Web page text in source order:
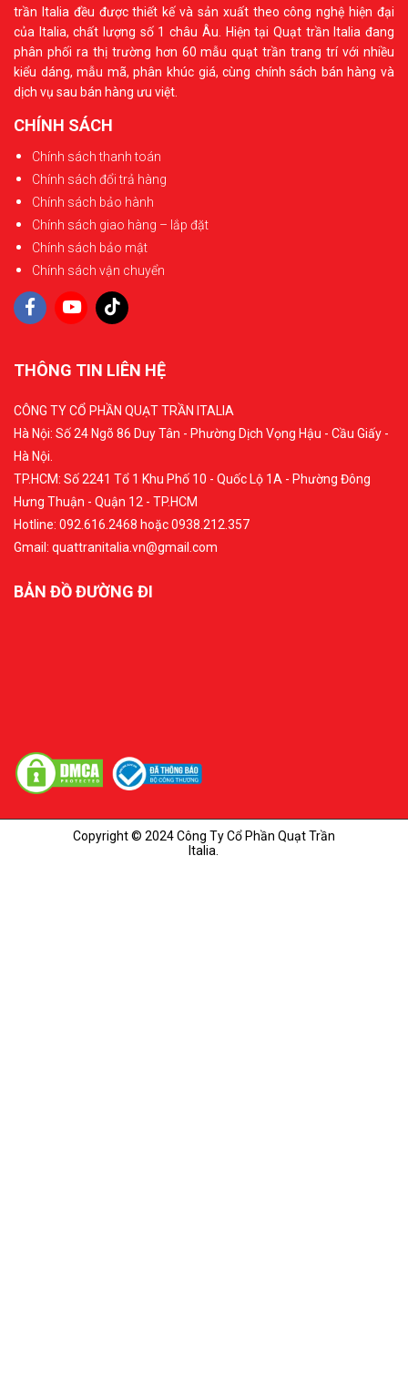
trần Italia đều được thiết kế và sản xuất theo công nghệ hiện đại
của Italia, chất lượng số 1 châu Âu. Hiện tại Quạt trần Italia đang
phân phối ra thị trường hơn 60 mẫu quạt trần trang trí với nhiều
kiểu dáng, mẫu mã, phân khúc giá, cùng chính sách bán hàng và
dịch vụ sau bán hàng ưu việt.
CHÍNH SÁCH
Chính sách thanh toán
Chính sách đổi trả hàng
Chính sách bảo hành
Chính sách giao hàng – lắp đặt
Chính sách bảo mật
Chính sách vận chuyển
THÔNG TIN LIÊN HỆ
CÔNG TY CỔ PHẦN QUẠT TRẦN ITALIA
Hà Nội: Số 24 Ngõ 86 Duy Tân - Phường Dịch Vọng Hậu - Cầu Giấy -
Hà Nội.
TP.HCM: Số 2241 Tổ 1 Khu Phố 10 - Quốc Lộ 1A - Phường Đông
Hưng Thuận - Quận 12 - TP.HCM
Hotline: 092.616.2468 hoặc 0938.212.357
Gmail: quattranitalia.vn@gmail.com
BẢN ĐỒ ĐƯỜNG ĐI
Copyright © 2024 Công Ty Cổ Phần Quạt Trần
Italia.